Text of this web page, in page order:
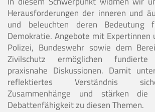
Herausforderungen der inneren und
und beleuchten deren Bedeutung
Demokratie. Angebote mit Expertinnen
Polizei, Bundeswehr sowie dem
Zivilschutz ermöglichen
praxisnahe Diskussionen. Damit
reflektiertes Verständnis
Zusammenhänge und stärken die
Debattenfähigkeit zu diesen Themen.